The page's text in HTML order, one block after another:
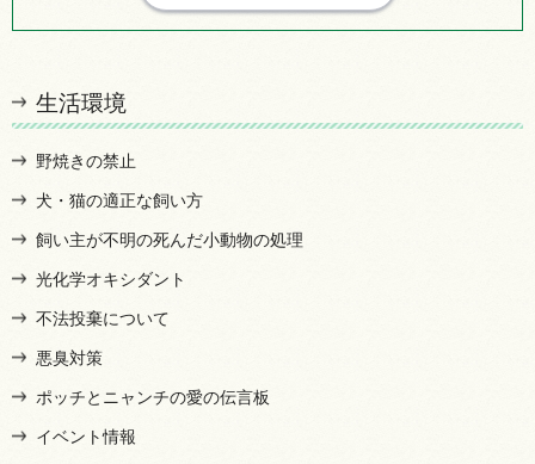
生活環境
野焼きの禁止
犬・猫の適正な飼い方
飼い主が不明の死んだ小動物の処理
光化学オキシダント
不法投棄について
悪臭対策
ポッチとニャンチの愛の伝言板
イベント情報